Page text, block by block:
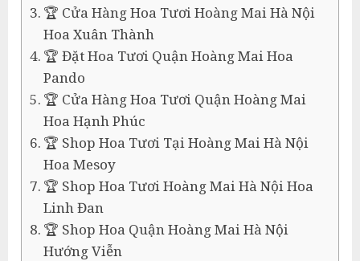
🏆 Cửa Hàng Hoa Tươi Hoàng Mai Hà Nội
Hoa Xuân Thành
🏆 Đặt Hoa Tươi Quận Hoàng Mai Hoa
Pando
🏆 Cửa Hàng Hoa Tươi Quận Hoàng Mai
Hoa Hạnh Phúc
🏆 Shop Hoa Tươi Tại Hoàng Mai Hà Nội
Hoa Mesoy
🏆 Shop Hoa Tươi Hoàng Mai Hà Nội Hoa
Linh Đan
🏆 Shop Hoa Quận Hoàng Mai Hà Nội
Hướng Viễn